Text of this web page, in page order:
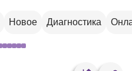
Новое Диагностика